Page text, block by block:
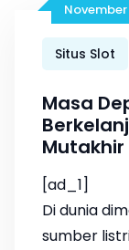
Situs Slot
Masa
[ad_1]
Di dunia
sumber